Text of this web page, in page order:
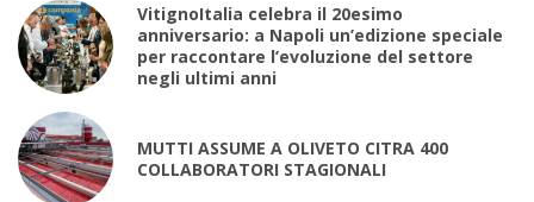
VitignoItalia celebra il 20esimo
anniversario: a Napoli un’edizione speciale
per raccontare l’evoluzione del settore
negli ultimi anni
MUTTI ASSUME A OLIVETO CITRA 400
COLLABORATORI STAGIONALI